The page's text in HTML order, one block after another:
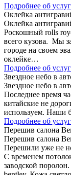
Подробнее об
Оклейка
Оклейка
Роскошный rolls
всего кузова. Мы
городе на своем
оклейке…
Подробнее об
Звездное небо в
Звездное небо в
Последнее время
китайские не
используем. Наши
Подробнее об
Перешив салона
Перешив салона
Перешили уже не
С временем
заводской